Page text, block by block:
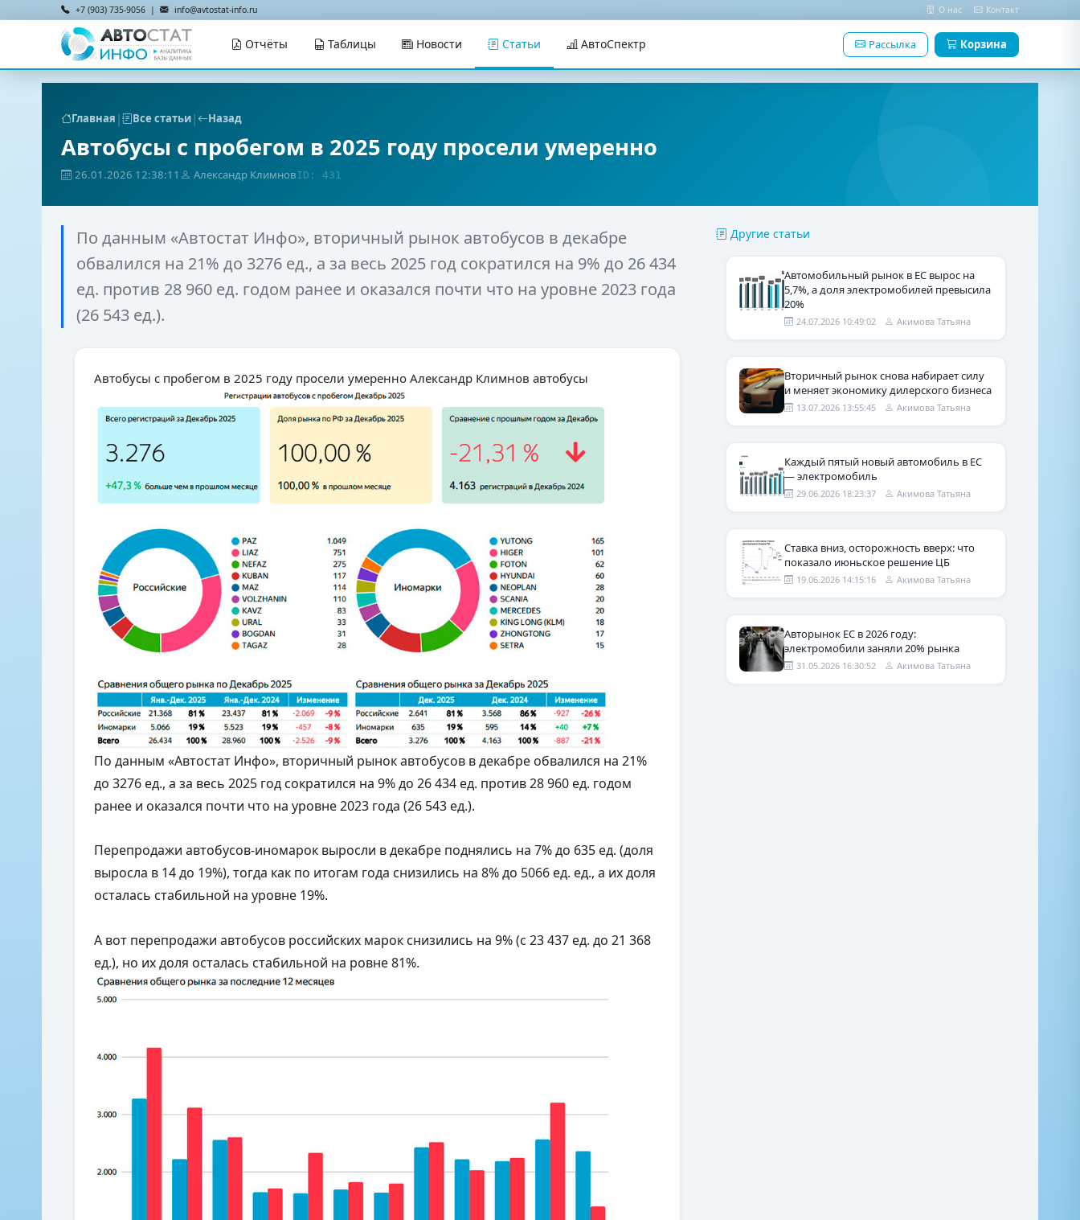
+7 (903) 735-9056 | info@avtostat-info.ru О нас Контакт
Отчёты Таблицы Новости Статьи АвтоСпектр Рассылка Корзина
Главная | Все статьи| Назад
Автобусы с пробегом в 2025 году просели умеренно
26.01.2026 12:38:11 Александр КлимновID: 431
По данным «Автостат Инфо», вторичный рынок автобусов в декабре
обвалился на 21% до 3276 ед., а за весь 2025 год сократился на 9% до 26 434
ед. против 28 960 ед. годом ранее и оказался почти что на уровне 2023 года
(26 543 ед.).
Автобусы с пробегом в 2025 году просели умеренно Александр Климнов автобусы
По данным «Автостат Инфо», вторичный рынок автобусов в декабре обвалился на 21%
до 3276 ед., а за весь 2025 год сократился на 9% до 26 434 ед. против 28 960 ед. годом
ранее и оказался почти что на уровне 2023 года (26 543 ед.).
Перепродажи автобусов-иномарок выросли в декабре поднялись на 7% до 635 ед. (доля
выросла в 14 до 19%), тогда как по итогам года снизились на 8% до 5066 ед. ед., а их доля
осталась стабильной на уровне 19%.
А вот перепродажи автобусов российских марок снизились на 9% (с 23 437 ед. до 21 368
ед.), но их доля осталась стабильной на ровне 81%.
Другие статьи
Автомобильный рынок в ЕС вырос на
5,7%, а доля электромобилей превысила
20%
24.07.2026 10:49:02 Акимова Татьяна
Вторичный рынок снова набирает силу
и меняет экономику дилерского бизнеса
13.07.2026 13:55:45 Акимова Татьяна
Каждый пятый новый автомобиль в ЕС
— электромобиль
29.06.2026 18:23:37 Акимова Татьяна
Ставка вниз, осторожность вверх: что
показало июньское решение ЦБ
19.06.2026 14:15:16 Акимова Татьяна
Авторынок ЕС в 2026 году:
электромобили заняли 20% рынка
31.05.2026 16:30:52 Акимова Татьяна